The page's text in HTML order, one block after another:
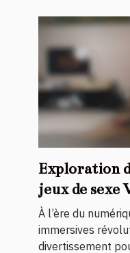
Exploration
jeux de sexe
vidéos
À l’ère du
immersives
divertissement